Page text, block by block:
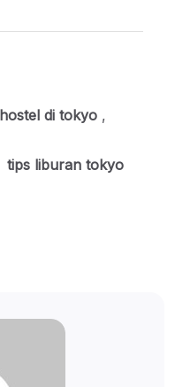
hostel di tokyo ,
tips liburan tokyo